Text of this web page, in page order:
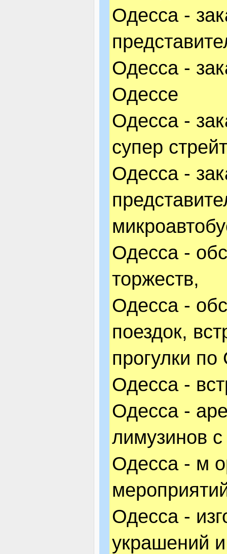
Одесса -
Одесса -
Одессе
Одесса -
супер
Одесса -
Одесса -
торжеств,
Одесса -
поездок,
прогулки
Одесса -
Одесса -
лимузинов
Одесса - м
Одесса -
украшений